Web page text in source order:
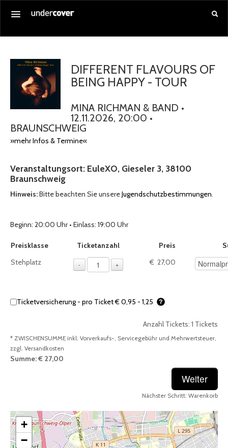
Alle Veranstaltungen
Gutschein kaufen
Anmelden
DIFFERENT FLAVOURS OF
BEING HAPPY - TOUR
MINA RICHMAN & BAND •
12.11.2026, 20:00 •
BRAUNSCHWEIG
»mehr Infos & Termine«
Veranstaltungsort: EuleXO, Gieseler 3, 38100
Braunschweig
Hinweis:Bitte beachten Sie unsereJugendschutzbestimmungen.
Beginn: 20:00 Uhr • Einlass: 19:00 Uhr
Auswahl von Tickets pro Preiskategorie, sofern verfügbar
Preisklasse Ticketanzahl Preis
Stehplatz
- + 1 – Für die Auswahl sind
€ 27,00
Ticketversicherung - pro Ticket € 0,95 - 1,25
Anzahl Tickets: 1 Tickets
* ZWISCHENSUMME inkl. Vorverkaufs-, Servicegebühr und Mehrwertsteuer,
zzgl. Versandkosten
Summe:€ 27,00
Nächster Schritt: Warenkorb
+
−